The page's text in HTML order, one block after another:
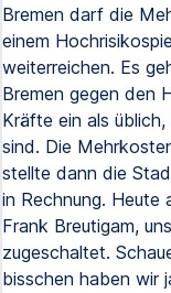
Bremen darf die
einem
weiterreichen. Es
Bremen gegen den
Kräfte ein als
sind. Die
stellte dann die
in Rechnung. Heute
Frank Breutigam,
zugeschaltet.
bisschen haben wir